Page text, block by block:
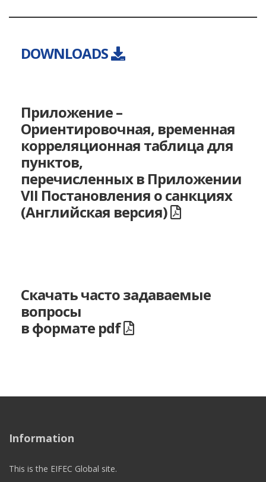
DOWNLOADS
Приложение –
Ориентировочная, временная
корреляционная таблица для
пунктов,
перечисленных в Приложении
VII Постановления о санкциях
(Английская версия)
Скачать часто задаваемые
вопросы
в формате pdf
Information
This is the EIFEC Global site.